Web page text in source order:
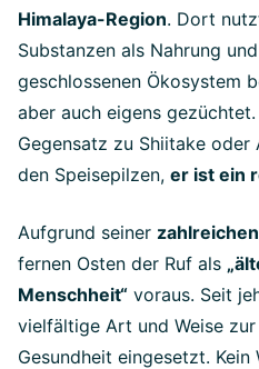
Himalaya-Region. Dort
Substanzen als Nahrung
geschlossenen Ökosystem
aber auch eigens
Gegensatz zu Shiitake
den Speisepilzen, er ist ein
Aufgrund seiner
fernen Osten der Ruf als
Menschheit“ voraus. Seit
vielfältige Art und Weise
Gesundheit eingesetzt. Kein